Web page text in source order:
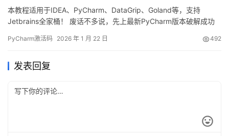
本教程适用于IDEA、PyCharm、DataGrip、Goland等，支持
Jetbrains全家桶！ 废话不多说，先上最新PyCharm版本破解成功
来，我就将通过图文的方式, 来详细讲解如何激活 PyCharm至
是Windo…
PyCharm激活码 2026 年 1 月 22 日 492
发表回复